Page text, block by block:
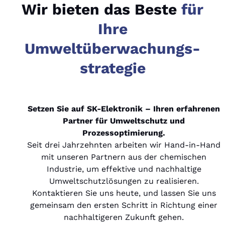
Wir bieten das Beste für
Ihre
Umweltüberwachungs-
strategie
Setzen Sie auf SK-Elektronik – Ihren erfahrenen
Partner für Umweltschutz und
Prozessoptimierung.
Seit drei Jahrzehnten arbeiten wir Hand-in-Hand
mit unseren Partnern aus der chemischen
Industrie, um effektive und nachhaltige
Umweltschutzlösungen zu realisieren.
Kontaktieren Sie uns heute, und lassen Sie uns
gemeinsam den ersten Schritt in Richtung einer
nachhaltigeren Zukunft gehen.